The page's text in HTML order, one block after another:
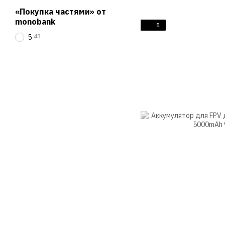
5
«Покупка частями» от
monobank
5 43